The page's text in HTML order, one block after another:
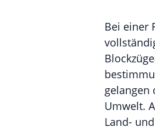
Bei einer
gelangen
Umwelt.
Land-